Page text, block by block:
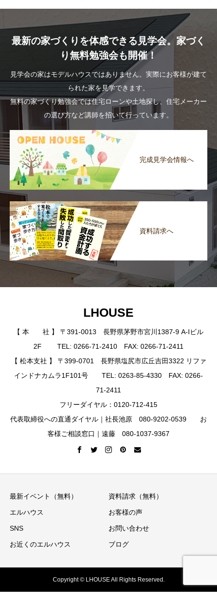
最新の家づくりを体感できる見学会。家づく
り無料勉強会も開催！
見学会の家はモデルハウスではありません。実際にお客様が建て
られた家を見学できます。
無料の家づくり勉強会では住宅ローンや土地探し、住宅メーカー
の選び方など講師を招いて行っています。
完成見学会情報へ
資料請求へ
LHOUSE
【 本 社 】 〒391-0013 長野県茅野市宮川1387-9 A-Iビル
2F TEL: 0266-71-2410 FAX: 0266-71-2411
【 松本支社 】 〒399-0701 長野県塩尻市広丘吉田3322 リファ
インドナカムラ1F101号 TEL: 0263-85-4330 FAX: 0266-
71-2411
フリーダイヤル：0120-712-415
代表取締役への直通ダイヤル｜社長池原 080-9202-0539 お
客様ご相談窓口｜遠藤 080-1037-9367
最新イベント（無料） 資料請求（無料）
エルハウス お客様の声
SNS お問い合わせ
お近くのエルハウス ブログ
Copyright © LHOUSE All Rights Reserved.
ニュースレター 資料請求 お電話